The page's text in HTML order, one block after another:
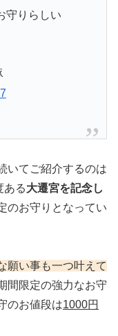
守りらしい
いてご紹介するのは
ある大遷宮を記念し
のお守りとなってい
願い事も一つ叶えて
間限定の強力なお守
のお値段は1000円